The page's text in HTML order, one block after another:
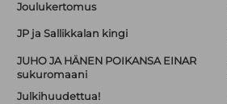
Joulukertomus
JP ja Sallikkalan kingi
JUHO JA HÄNEN POIKANSA EINAR
sukuromaani
Julkihuudettua!